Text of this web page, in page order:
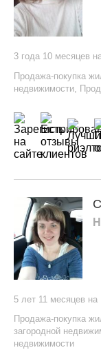
3 года 10 месяцев
Продажа-покупка
недвижимости
5 лет 11 месяцев на
Продажа-покупка
загородной
недвижимости